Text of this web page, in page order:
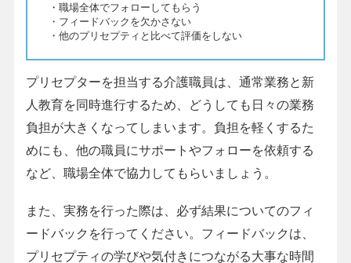
・職場全体でフォローしてもらう
・フィードバックを欠かさない
・他のプリセプティと比べて評価をしない
プリセプターを担当する介護職員は、通常業務と新
人教育を同時進行するため、どうしても日々の業務
負担が大きくなってしまいます。負担を軽くするた
めにも、他の職員にサポートやフォローを依頼する
など、職場全体で協力してもらいましょう。
また、実務を行った際は、必ず結果についてのフィ
ードバックを行ってください。フィードバックは、
プリセプティの学びや気付きにつながる大事な時間